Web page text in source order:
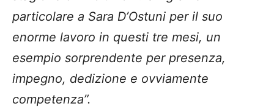
particolare a Sara D’Ostuni per il suo
enorme lavoro in questi tre mesi, un
esempio sorprendente per presenza,
impegno, dedizione e ovviamente
competenza”.